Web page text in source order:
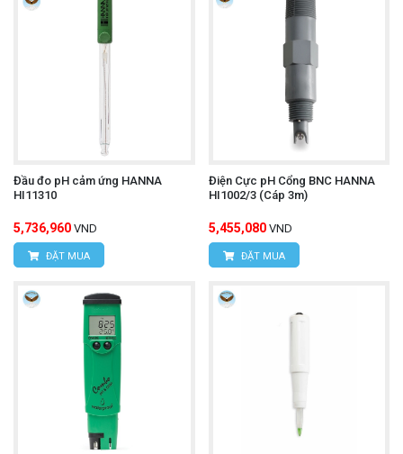
Đầu đo pH cảm ứng HANNA
HI11310
5,736,960 VND
ĐẶT MUA
Điện Cực pH Cổng BNC HANNA
HI1002/3 (Cáp 3m)
5,455,080 VND
ĐẶT MUA